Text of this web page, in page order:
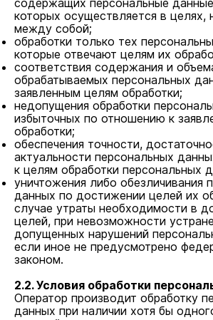
содержащих персональные
которых осуществляется в целях,
между собой;
обработки только тех
которые отвечают целям их
соответствия содержания и
обрабатываемых персональных
заявленным целям обработки;
недопущения обработки
избыточных по отношению к
обработки;
обеспечения точности,
актуальности персональных
к целям обработки персональных
уничтожения либо обезличивания
данных по достижении целей их
случае утраты необходимости в
целей, при невозможности
допущенных нарушений
если иное не предусмотрено
законом.
2.2. Условия обработки
Оператор производит обработку
данных при наличии хотя бы